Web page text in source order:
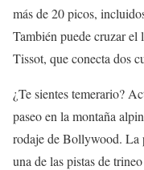
más de 20 picos,
También puede cruzar
Tissot, que conecta dos
¿Te sientes temerario?
paseo en la montaña
rodaje de Bollywood. La
una de las pistas de